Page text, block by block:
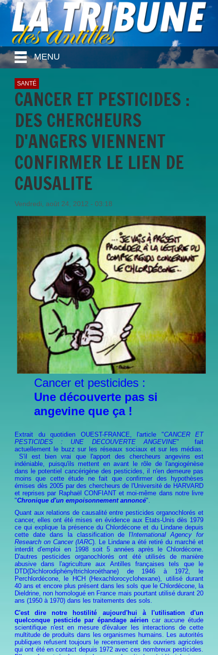
MENU
SANTÉ
CANCER ET PESTICIDES :
DES CHERCHEURS
D'ANGERS VIENNENT
CONFIRMER LE LIEN DE
CAUSALITE
Vendredi, août 24, 2012 - 03:18
Cancer et pesticides :
Une découverte pas si
angevine que ça !
Extrait du quotidien OUEST-FRANCE, l'article "CANCER ET
PESTICIDES : UNE DECOUVERTE ANGEVINE" fait
actuellement le buzz sur les réseaux sociaux et sur les médias.
S'il est bien vrai que l'apport des chercheurs angevins est
indéniable, puisqu'ils mettent en avant le rôle de l'angiogénèse
dans le potentiel cancérigène des pesticides, il n'en demeure pas
moins que cette étude ne fait que confirmer des hypothèses
émises dès 2005 par des chercheurs de l'Université de HARVARD
et reprises par Raphaël CONFIANT et moi-même dans notre livre
"Chronique d'un empoisonnement annoncé"
Quant aux relations de causalité entre pesticides organochlorés et
cancer, elles ont été mises en évidence aux Etats-Unis dès 1979
ce qui explique la présence du Chlordécone et du Lindane depuis
cette date dans la classification de l'International Agency for
Research on Cancer (IARC). Le Lindane a été retiré du marché et
interdit d'emploi en 1998 soit 5 années après le Chlordécone.
D'autres pesticides organochlorés ont été utilisés de manière
abusive dans l'agriculture aux Antilles françaises tels que le
DTD(Dichlorodiphényltrichloroéthane) de 1946 à 1972, le
Perchlordécone, le HCH (Hexachlorocyclohexane), utilisé durant
40 ans et encore plus présent dans les sols que le Chlordécone, la
Dieldrine, non homologué en France mais pourtant utilisé durant 20
ans (1950 à 1970) dans les traitements des sols.
C'est dire notre hostilité aujourd'hui à l'utilisation d'un
quelconque pesticide par épandage aérien car aucune étude
scientifique n'est en mesure d'évaluer les interactions de cette
multitude de produits dans les organismes humains. Les autorités
publiques refusent toujours le recensement des ouvriers agricoles
qui ont été en contact depuis 1972 avec ces nombreux pesticides.